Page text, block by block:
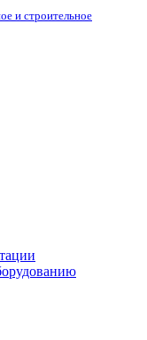
и строительное